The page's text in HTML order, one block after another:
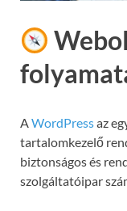
AWordPressaz
tartalomkezelő
biztonságos és
szolgáltatóipar